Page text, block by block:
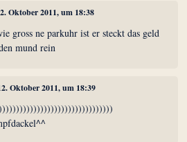
Oktober 2011, um 18:38
gross ne parkuhr ist er steckt das geld
mund rein
Oktober 2011, um 18:39